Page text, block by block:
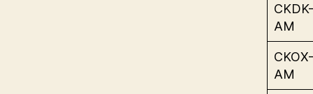
CKDK-
AM
CKOX-
AM